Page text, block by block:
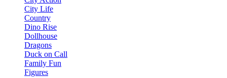
City Life
Country
Dino Rise
Dollhouse
Dragons
Duck on Call
Family Fun
Figures